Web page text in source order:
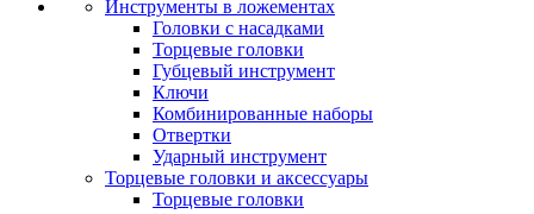
Инструменты в ложементах
Головки с насадками
Торцевые головки
Губцевый инструмент
Ключи
Комбинированные наборы
Отвертки
Ударный инструмент
Торцевые головки и аксессуары
Торцевые головки